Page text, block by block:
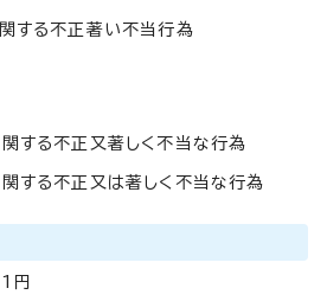
する不正著い不当行為
する不正又著しく不当な行為
する不正又は著しく不当な行為
円